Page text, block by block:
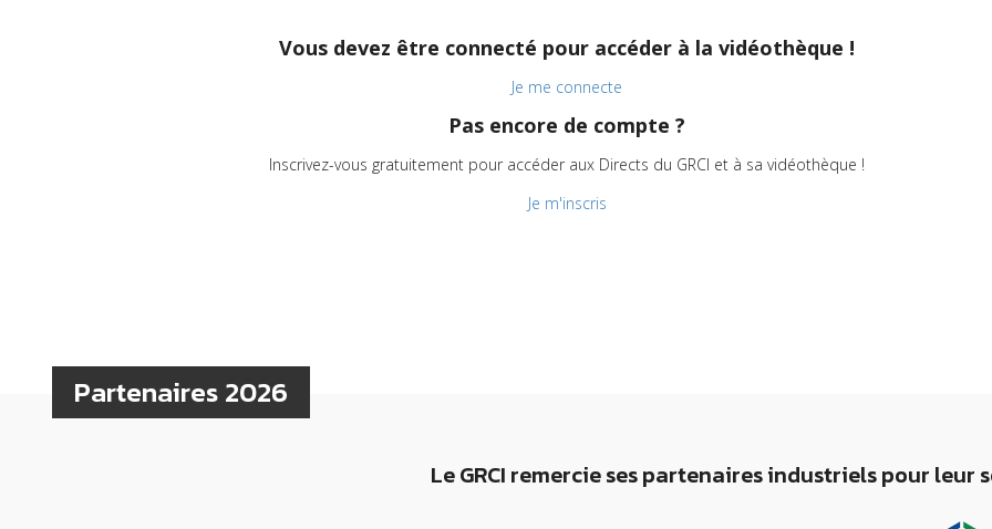
Vous devez être connecté pour accéder à la vidéothèque !
Je me connecte
Pas encore de compte ?
Inscrivez-vous gratuitement pour accéder aux Directs du GRCI et à sa vidéothèque !
Je m'inscris
Partenaires 2026
Le GRCI remercie ses partenaires industriels pour leur